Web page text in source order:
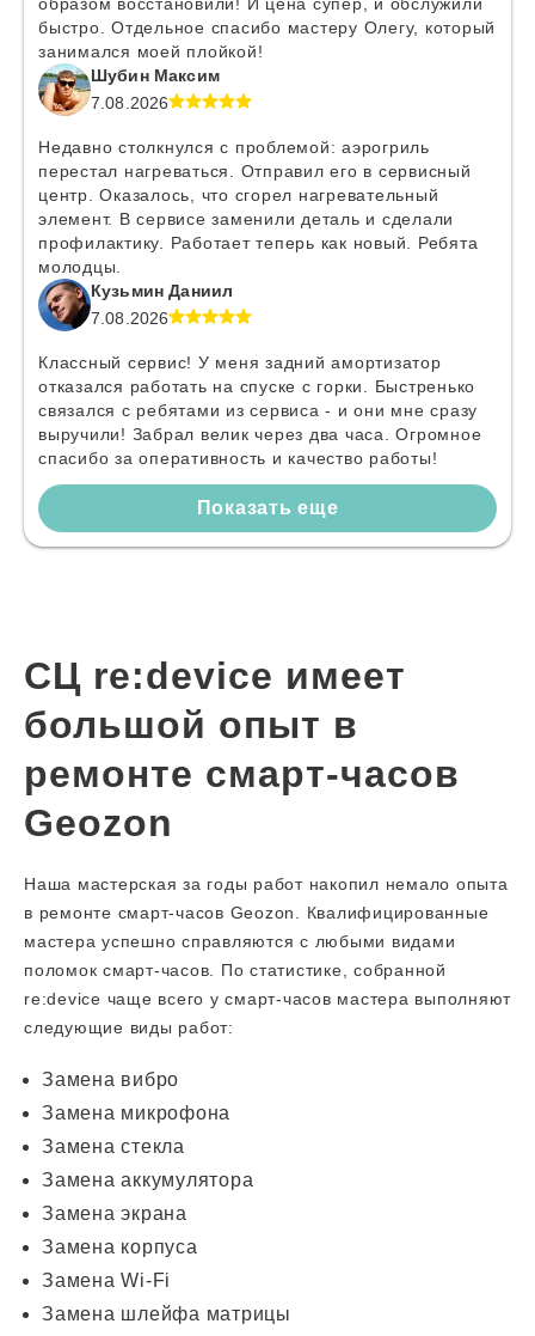
быстро. Отдельное спасибо мастеру Олегу, который
занимался моей плойкой!
Шубин Максим
7.08.2026
Недавно столкнулся с проблемой: аэрогриль
перестал нагреваться. Отправил его в сервисный
центр. Оказалось, что сгорел нагревательный
элемент. В сервисе заменили деталь и сделали
профилактику. Работает теперь как новый. Ребята
молодцы.
Кузьмин Даниил
7.08.2026
Классный сервис! У меня задний амортизатор
отказался работать на спуске с горки. Быстренько
связался с ребятами из сервиса - и они мне сразу
выручили! Забрал велик через два часа. Огромное
спасибо за оперативность и качество работы!
Показать еще
СЦ re:device имеет
большой опыт в
ремонте смарт-часов
Geozon
Наша мастерская за годы работ накопил немало опыта
в ремонте смарт-часов Geozon. Квалифицированные
мастера успешно справляются с любыми видами
поломок смарт-часов. По статистике, собранной
re:device чаще всего у смарт-часов мастера выполняют
следующие виды работ:
Замена вибро
Замена микрофона
Замена стекла
Замена аккумулятора
Замена экрана
Замена корпуса
Замена Wi-Fi
Замена шлейфа матрицы